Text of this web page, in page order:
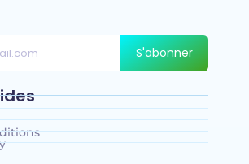
S'abonner